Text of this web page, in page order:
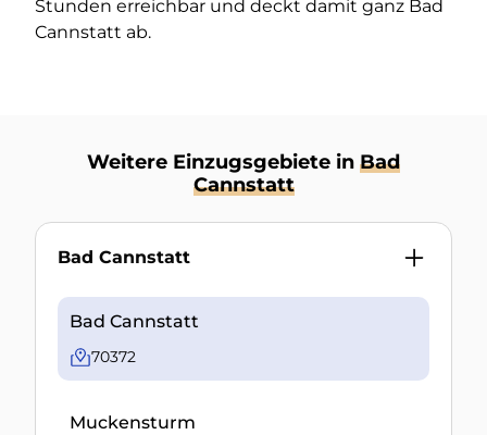
Stunden erreichbar und deckt damit ganz Bad
Cannstatt ab.
Weitere Einzugsgebiete in Bad
Cannstatt
Bad Cannstatt
Bad Cannstatt
70372
Muckensturm